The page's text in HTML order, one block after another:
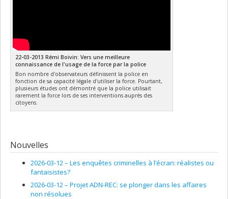
22-03-2013 Rémi Boivin: Vers une meilleure
connaissance de l'usage de la force par la police
Bon nombre d'observateurs définissent la police en
fonction de sa capacité légale d'utiliser la force. Pourtant,
plusieurs études ont démontré que la police utilisait
rarement la force lors de ses interventions auprès des
citoyens.
Nouvelles
2026-03-12 – Les enquêtes criminelles à l’écran: réalistes ou
fantaisistes?
2026-03-12 – Projet ADN-REC: se plonger dans les affaires
non résolues